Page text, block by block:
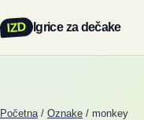
IZD Igrice za dečake
Početna / Oznake / monkey